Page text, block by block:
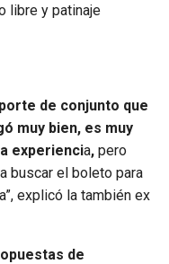
libre y patinaje
de conjunto que
muy bien, es muy
experiencia, pero
buscar el boleto para
explicó la también ex
de